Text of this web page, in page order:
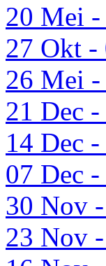
20 Mei
27 Okt -
26 Mei -
21 Dec
14 Dec
07 Dec
30 Nov
23 Nov